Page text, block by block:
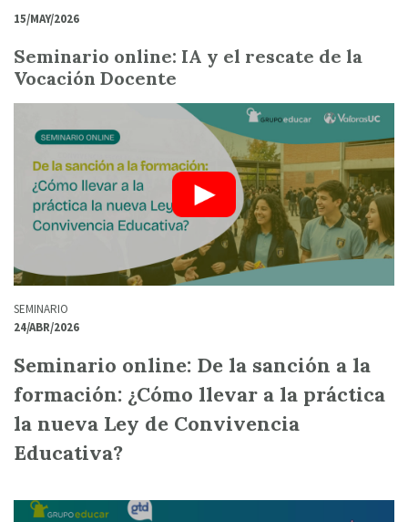
15/MAY/2026
Seminario online: IA y el rescate de la
Vocación Docente
SEMINARIO
24/ABR/2026
Seminario online: De la sanción a la
formación: ¿Cómo llevar a la práctica
la nueva Ley de Convivencia
Educativa?